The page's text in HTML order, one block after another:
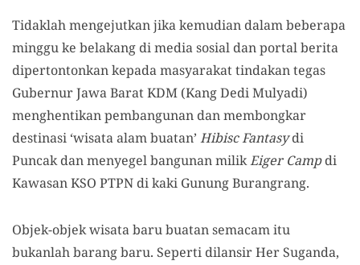
Tidaklah mengejutkan jika kemudian dalam beberapa
minggu ke belakang di media sosial dan portal berita
dipertontonkan kepada masyarakat tindakan tegas
Gubernur Jawa Barat KDM (Kang Dedi Mulyadi)
menghentikan pembangunan dan membongkar
destinasi ‘wisata alam buatan’ Hibisc Fantasydi
Puncak dan menyegel bangunan milikEiger Campdi
Kawasan KSO PTPN di kaki Gunung Burangrang.
Objek-objek wisata baru buatan semacam itu
bukanlah barang baru. Seperti dilansir Her Suganda,